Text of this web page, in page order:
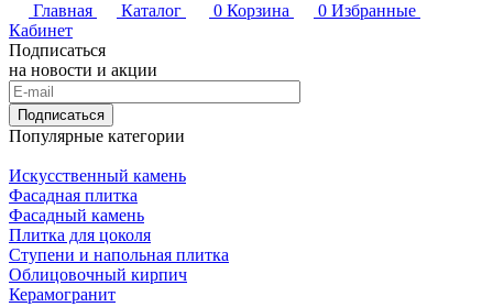
Главная
Каталог 0 Корзина 0 Избранные
Кабинет
Подписаться
на новости и акции
Подписаться
Популярные категории
Искусственный камень
Фасадная плитка
Фасадный камень
Плитка для цоколя
Ступени и напольная плитка
Облицовочный кирпич
Керамогранит